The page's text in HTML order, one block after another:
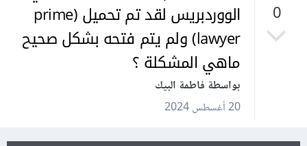
0
الووردبريس لقد تم تحميل (prime
lawyer) ولم يتم فتحه بشكل صحيح
ماهي المشكلة ؟
بواسطة فاطمة البيك
20 أغسطس 2024